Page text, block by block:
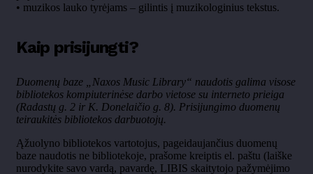
• muzikos lauko tyrėjams – gilintis į muzikologinius tekstus.
Kaip prisijungti?
Duomenų baze „Naxos Music Library“ naudotis galima visose
bibliotekos kompiuterinėse darbo vietose su interneto prieiga
(Radastų g. 2 ir K. Donelaičio g. 8). Prisijungimo duomenų
teiraukitės bibliotekos darbuotojų.
Ąžuolyno bibliotekos vartotojus, pageidaujančius duomenų
baze naudotis ne bibliotekoje, prašome kreiptis el. paštu (laiške
nurodykite savo vardą, pavardę, LIBIS skaitytojo pažymėjimo